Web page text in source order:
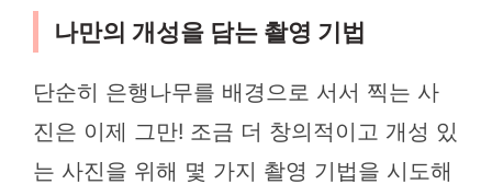
나만의 개성을 담는 촬영 기법
단순히 은행나무를 배경으로 서서 찍는 사
진은 이제 그만! 조금 더 창의적이고 개성 있
는 사진을 위해 몇 가지 촬영 기법을 시도해